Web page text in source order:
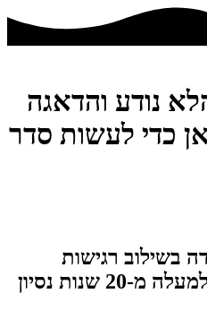
נודע והדאגה
כדי לעשות סדר
בשילוב רגישות
שנות נסיון